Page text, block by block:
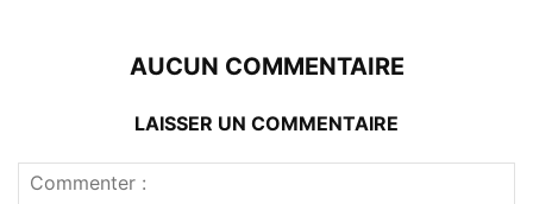
AUCUN COMMENTAIRE
LAISSER UN COMMENTAIRE